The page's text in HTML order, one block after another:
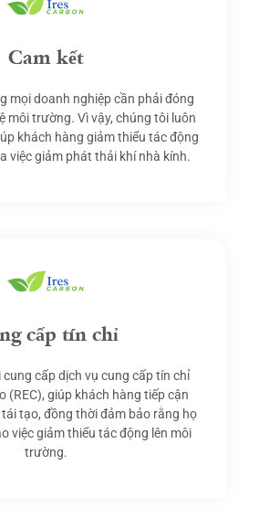
Cam kết
mọi doanh nghiệp cần phải đóng
môi trường. Vì vậy, chúng tôi luôn
khách hàng giảm thiểu tác động
việc giảm phát thải khí nhà kính.
cấp tín chỉ
cấp dịch vụ cung cấp tín chỉ
(REC), giúp khách hàng tiếp cận
tạo, đồng thời đảm bảo rằng họ
việc giảm thiểu tác động lên môi
trường.